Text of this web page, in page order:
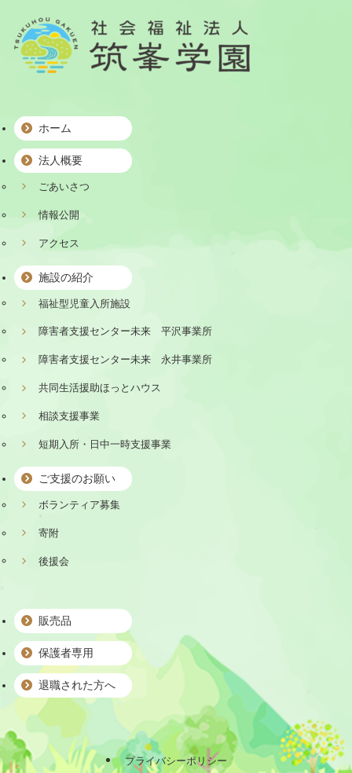
ホーム
法人概要
ごあいさつ
情報公開
アクセス
施設の紹介
福祉型児童入所施設
障害者支援センター未来 平沢事業所
障害者支援センター未来 永井事業所
共同生活援助ほっとハウス
相談支援事業
短期入所・日中一時支援事業
ご支援のお願い
ボランティア募集
寄附
後援会
販売品
保護者専用
退職された方へ
プライバシーポリシー